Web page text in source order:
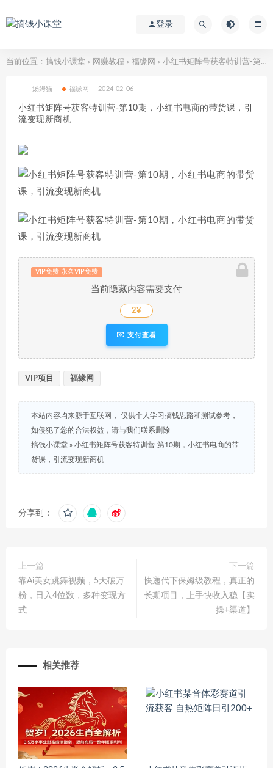
登录
当前位置： 搞钱小课堂 > 网赚教程 > 福缘网 > 小红书矩阵号获客特训营-第10期，小红书电商的带货课，引流变现新商机
汤姆猫 福缘网 2024-02-06
小红书矩阵号获客特训营-第10期，小红书电商的带货课，引
流变现新商机
VIP免费 永久VIP免费
当前隐藏内容需要支付
2¥
支付查看
VIP项目 福缘网
本站内容均来源于互联网， 仅供个人学习搞钱思路和测试参考，
如侵犯了您的合法权益，请与我们联系删除
搞钱小课堂 » 小红书矩阵号获客特训营-第10期，小红书电商的带
货课，引流变现新商机
分享到：
上一篇
靠Ai美女跳舞视频，5天破万
粉，日入4位数，多种变现方
式
下一篇
快递代下保姆级教程，真正的
长期项目，上手快收入稳【实
操+渠道】
相关推荐